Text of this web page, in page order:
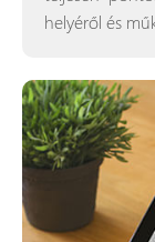
helyéről és